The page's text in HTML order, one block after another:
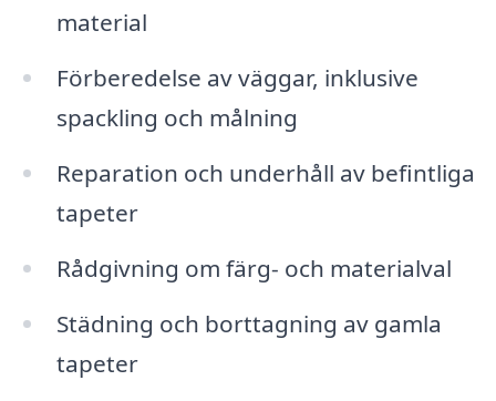
material
Förberedelse av väggar, inklusive
spackling och målning
Reparation och underhåll av befintliga
tapeter
Rådgivning om färg- och materialval
Städning och borttagning av gamla
tapeter